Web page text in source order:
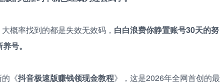
概率找到的都是失效无效码， 白白浪费你静置账号30天的努
号。
的《抖音极速版赚钱领现金教程》，这是2026年全网首创的最